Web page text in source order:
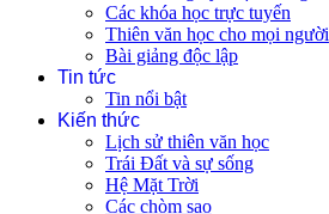
Các khóa học trực tuyến
Thiên văn học cho mọi người
Bài giảng độc lập
Tin tức
Tin nổi bật
Kiến thức
Lịch sử thiên văn học
Trái Đất và sự sống
Hệ Mặt Trời
Các chòm sao